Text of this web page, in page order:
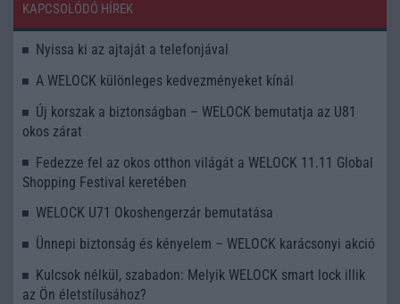
KAPCSOLÓDÓ HÍREK
Nyissa ki az ajtaját a telefonjával
A WELOCK különleges kedvezményeket kínál
Új korszak a biztonságban – WELOCK bemutatja az U81
okos zárat
Fedezze fel az okos otthon világát a WELOCK 11.11 Global
Shopping Festival keretében
WELOCK U71 Okoshengerzár bemutatása
Ünnepi biztonság és kényelem – WELOCK karácsonyi akció
Kulcsok nélkül, szabadon: Melyik WELOCK smart lock illik
az Ön életstílusához?